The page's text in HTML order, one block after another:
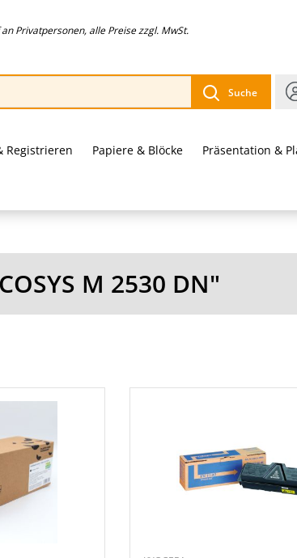
Privatpersonen, alle Preise zzgl. MwSt.
Suche
Registrieren Papiere & Blöcke Präsentation &
M 2530 DN"